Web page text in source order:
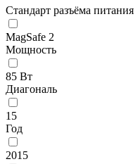
Стандарт разъёма питания
MagSafe 2
Мощность
85 Вт
Диагональ
15
Год
2015